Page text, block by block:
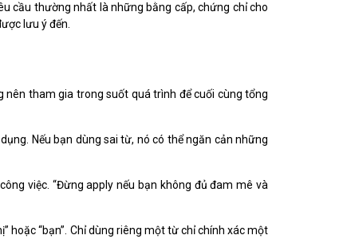
cầu thường nhất là những bằng cấp, chứng chỉ cho
lưu ý đến.
tham gia trong suốt quá trình để cuối cùng tổng
Nếu bạn dùng sai từ, nó có thể ngăn cản những
việc. “Đừng apply nếu bạn không đủ đam mê và
hoặc “bạn”. Chỉ dùng riêng một từ chỉ chính xác một